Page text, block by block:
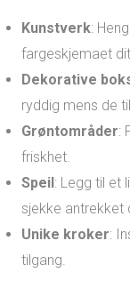
Kunstverk:
fargeskjemaet
Dekorative
ryddig mens de
Grøntområder:
friskhet.
Speil: Legg til et
sjekke antrekket
Unike kroker:
tilgang.